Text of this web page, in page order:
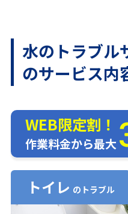
水のトラブル
のサービス内
WEB限定割！
作業料金から最大
トイレ のトラブル